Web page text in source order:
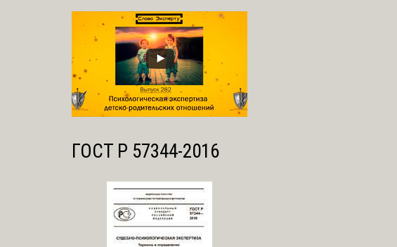
ГОСТ Р 57344-2016